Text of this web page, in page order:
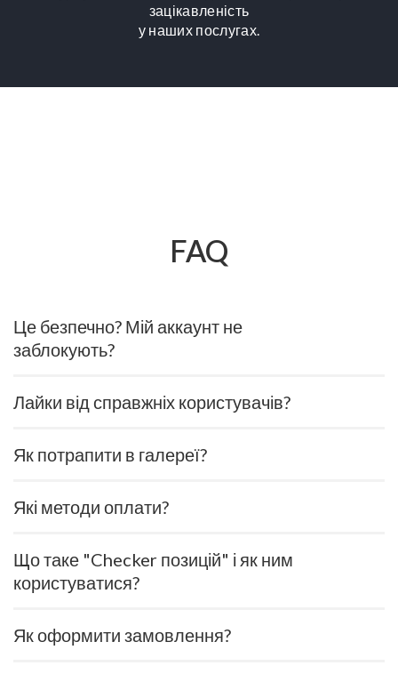
зацікавленість
у наших послугах.
FAQ
Це безпечно? Мій аккаунт не
заблокують?
Лайки від справжніх користувачів?
Як потрапити в галереї?
Які методи оплати?
Що таке "Checker позицій" і як ним
користуватися?
Як оформити замовлення?